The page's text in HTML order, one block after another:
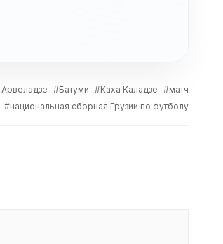
Батуми Каха Каладзе
матч
национальная сборная Грузии по футболу